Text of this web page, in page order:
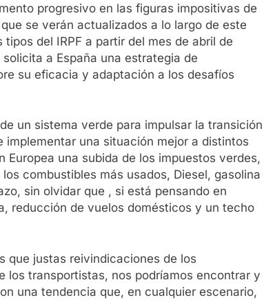
progresivo en las figuras impositivas de
se verán actualizados a lo largo de este
del IRPF a partir del mes de abril de
a España una estrategia de
su eficacia y adaptación a los desafíos
un sistema verde para impulsar la transición
una situación mejor a distintos
una subida de los impuestos verdes,
combustibles más usados, Diesel, gasolina
sin olvidar que , si está pensando en
reducción de vuelos domésticos y un techo
que justas reivindicaciones de los
transportistas, nos podríamos encontrar y
una tendencia que, en cualquier escenario,